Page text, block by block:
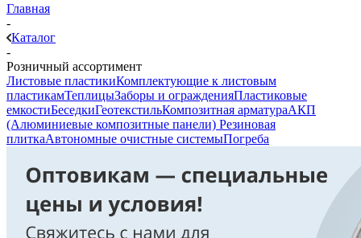
Главная
-
Каталог
-
Розничный ассортимент
Листовые пластикиКомплектующие к листовым
пластикамТеплицыЗаборы и огражденияПластиковые
емкостиБеседкиГеотекстильКомпозитная арматураАКП
(Алюминиевые композитные панели) Резиновая
плиткаАвтономные очистные системыПогреба